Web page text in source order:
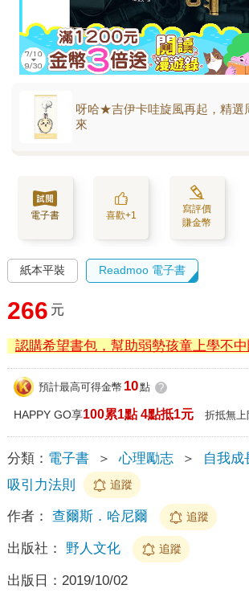
呀哈★吉伊卡哇旋風再起，精選
來
電子書 喜歡+1
寫評價
賺金幣
紙本平裝 Readmoo 電子書
266 元
認購希望書包，幫助弱勢孩童上學不中
預計最高可得金幣 10點 ?
HAPPY GO享100累1點 4點抵1元 折抵無上
分類： 電子書 ＞ 心理勵志 ＞ 自我成
吸引力法則
追蹤
作者： 查爾斯．哈尼爾 追蹤
出版社： 野人文化 追蹤
出版日： 2019/10/02